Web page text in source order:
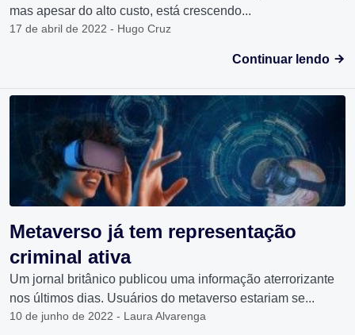
mas apesar do alto custo, está crescendo...
17 de abril de 2022 - Hugo Cruz
Continuar lendo
Metaverso já tem representação
criminal ativa
Um jornal britânico publicou uma informação aterrorizante
nos últimos dias. Usuários do metaverso estariam se...
10 de junho de 2022 - Laura Alvarenga